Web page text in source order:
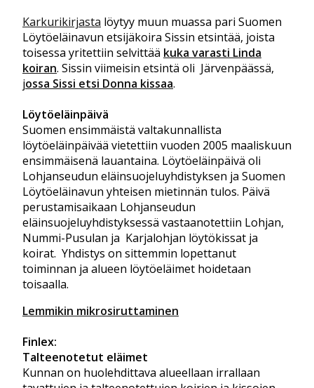
Karkurikirjasta löytyy muun muassa pari Suomen
Löytöeläinavun etsijäkoira Sissin etsintää, joista
toisessa yritettiin selvittää kuka varasti Linda
koiran. Sissin viimeisin etsintä oli Järvenpäässä,
jossa Sissi etsi Donna kissaa.
Löytöeläinpäivä
Suomen ensimmäistä valtakunnallista
löytöeläinpäivää vietettiin vuoden 2005 maaliskuun
ensimmäisenä lauantaina. Löytöeläinpäivä oli
Lohjanseudun eläinsuojeluyhdistyksen ja Suomen
Löytöeläinavun yhteisen mietinnän tulos. Päivä
perustamisaikaan Lohjanseudun
eläinsuojeluyhdistyksessä vastaanotettiin Lohjan,
Nummi-Pusulan ja Karjalohjan löytökissat ja
koirat. Yhdistys on sittemmin lopettanut
toiminnan ja alueen löytöeläimet hoidetaan
toisaalla.
Lemmikin mikrosiruttaminen
Finlex:
Talteenotetut eläimet
Kunnan on huolehdittava alueellaan irrallaan